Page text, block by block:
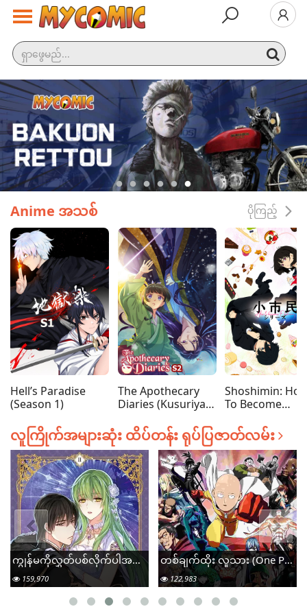
နောက်ဆုံး
ထွက်
လူကြ
ည့်
အများ
ဆုံး
အမျိုး
အစား
ထုတ်ဝေမှု
အချိန်ဇယား
ဆက်လက်
ကြည့်ရှု
ပါ။
အကြိုက်
ဆုံး
Anime အသစ် ပိုကြည့်
Hell’s Paradise
(Season 1)
The Apothecary
Diaries (Kusuriya
(Season 2)
Shoshimin:
To Become
1)
လူကြိုက်အများဆုံး ထိပ်တန်း ရုပ်ပြဇာတ်လမ်း
ကျွန်မကိုလွှတ်ပစ်လိုက်ပါအရှင် (Please Throw Me Away) တစ်ချက်ထိုး လူသား (One Punch Man)
122,983 115,970